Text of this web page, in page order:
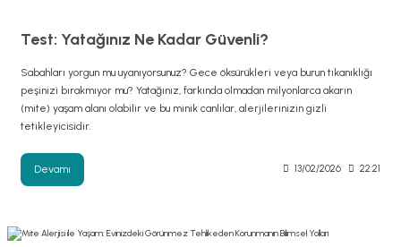
Test: Yatağınız Ne Kadar Güvenli?
Sabahları yorgun mu uyanıyorsunuz? Gece öksürükleri veya burun tıkanıklığı
peşinizi bırakmıyor mu? Yatağınız, farkında olmadan milyonlarca akarın
(mite) yaşam alanı olabilir ve bu minik canlılar, alerjilerinizin gizli
tetikleyicisidir.
Devamı 13/02/2026 22:21